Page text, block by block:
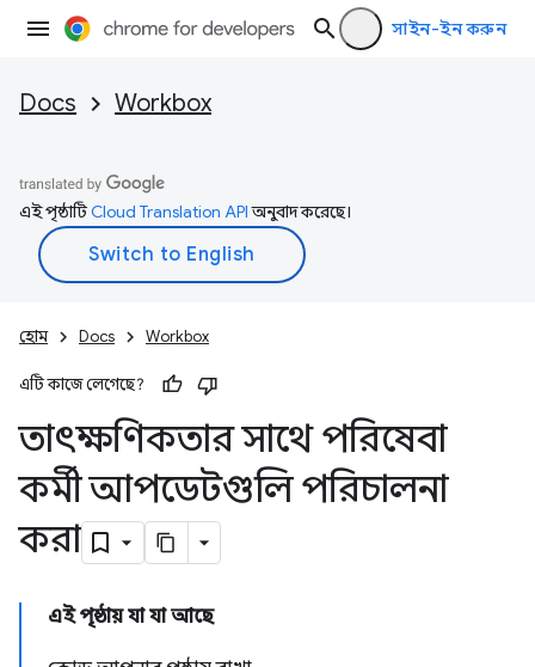
সাইন-ইন করুন
Docs Workbox
এই পৃষ্ঠাটিCloud Translation APIঅনুবাদ করেছে।
হোম Docs Workbox
এটি কাজে লেগেছে?
তাৎক্ষণিকতার সাথে পরিষেবা
কর্মী আপডেটগুলি পরিচালনা
করা
এই পৃষ্ঠায় যা যা আছে